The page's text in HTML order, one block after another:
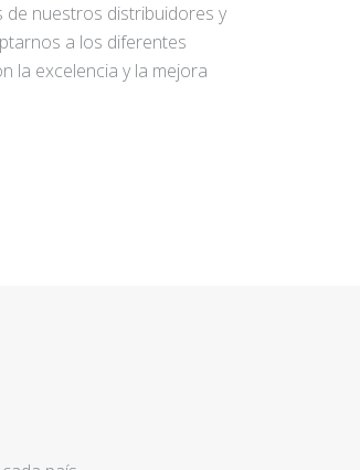
nuestros distribuidores y
a los diferentes
la excelencia y la mejora